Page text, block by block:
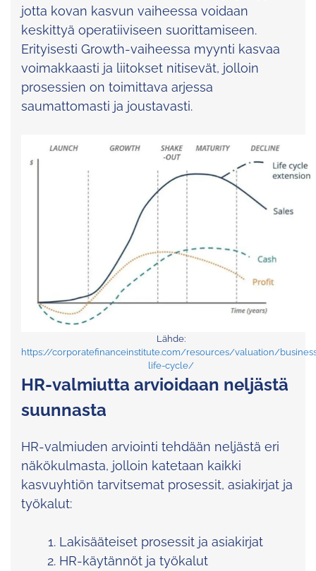
jotta kovan kasvun vaiheessa voidaan
keskittyä operatiiviseen suorittamiseen.
Erityisesti Growth-vaiheessa myynti kasvaa
voimakkaasti ja liitokset nitisevät, jolloin
prosessien on toimittava arjessa
saumattomasti ja joustavasti.
Lähde:
https://corporatefinanceinstitute.com/resources/valuation/
life-cycle/
HR-valmiutta arvioidaan neljästä
suunnasta
HR-valmiuden arviointi tehdään neljästä eri
näkökulmasta, jolloin katetaan kaikki
kasvuyhtiön tarvitsemat prosessit, asiakirjat ja
työkalut:
Lakisääteiset prosessit ja asiakirjat
HR-käytännöt ja työkalut